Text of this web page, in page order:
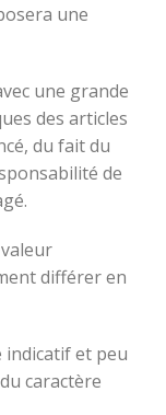
une
une grande
des articles
du fait du
de
différer en
indicatif et peu
caractère